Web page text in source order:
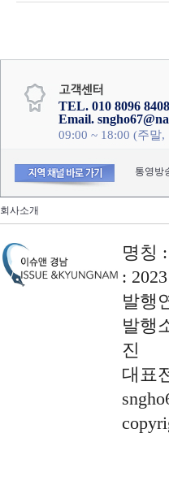
TEL. 010 8096
Email.
09:00 ~ 18:00 (주말
통영방
회사소개
명칭
:
발행
발행
진
대표